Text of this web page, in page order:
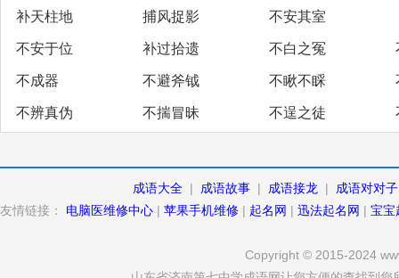
补天柱地 捕风捉影 不安其室
不安于位 补过拾遗 不白之冤
不成器 不避斧钺 不瞅不睬
不辨真伪 不揣冒昧 不逞之徒
成语大全 | 成语故事 | 成语接龙 |
成语对对子
友情链接：
电脑医维修中心 | 苹果手机维修 | 起名网 | 迅法起名网 | 宝宝
Copyright © 2015-2024